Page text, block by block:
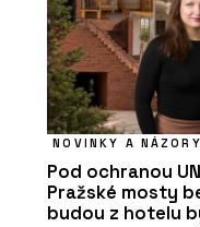
NOVINKY A NÁZORY
Pod ochranou
Pražské mosty
budou z hotelu